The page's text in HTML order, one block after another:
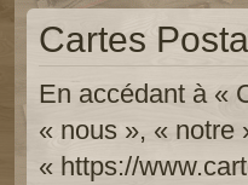
Cartes
En accédant à «
« nous », « notre
« https://